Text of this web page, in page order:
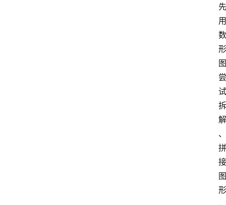
先
用
数
形
图
尝
试
拆
解
、
拼
接
图
形